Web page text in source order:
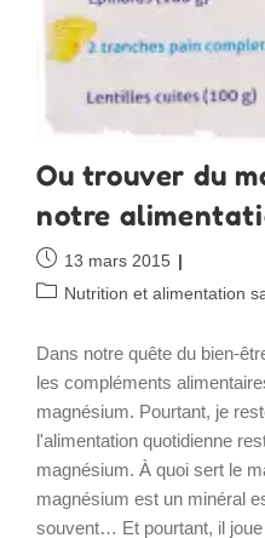
Ou trouver du
notre
Publication
publiée :
13 mars 2015
PostNutrition et alimentation
Dans notre quête du bien-
les compléments
magnésium. Pourtant, je
l'alimentation quotidienne
magnésium. À quoi sert le
magnésium est un minéral
souvent… Et pourtant, il